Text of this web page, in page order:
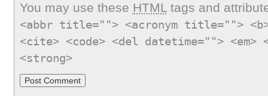
You may use these HTMLtags and
<abbr title=""> <acronym title="">
<cite> <code> <del datetime="">
<strong>